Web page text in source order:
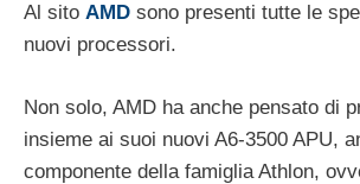
Al sito AMD sono presenti tutte le
nuovi processori.
Non solo, AMD ha anche pensato di
insieme ai suoi nuovi A6-3500 APU,
componente della famiglia Athlon,